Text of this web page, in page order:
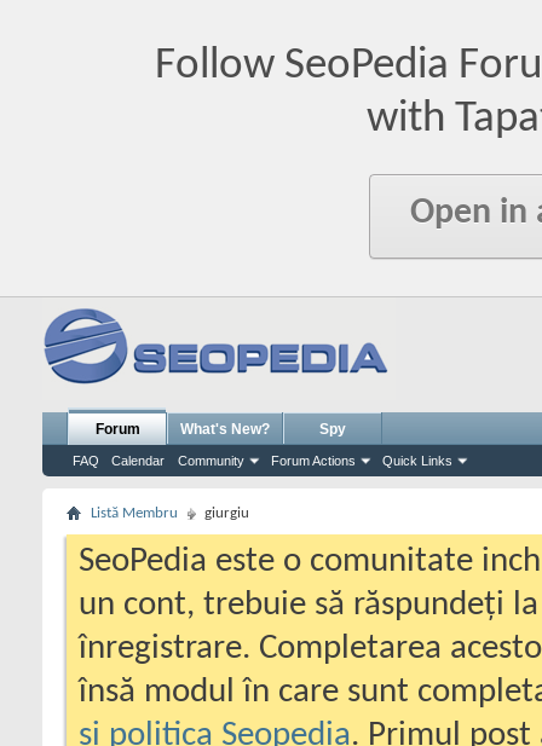
Follow SeoPedia
with
Open in
Forum
FAQ Calendar Community Forum Actions Quick Links
What's New? Spy
Listă Membru giurgiu
SeoPedia este o comunitate
un cont, trebuie să răspundeți
înregistrare. Completarea
însă modul în care sunt
si politica Seopedia. Primul